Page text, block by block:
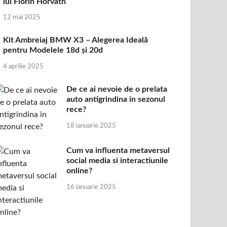
12 mai 2025
Kit Ambreiaj BMW X3 – Alegerea Ideală
pentru Modelele 18d și 20d
4 aprilie 2025
De ce ai nevoie de o prelata
auto antigrindina in sezonul
rece?
18 ianuarie 2025
Cum va influenta metaversul
social media si interactiunile
online?
16 ianuarie 2025